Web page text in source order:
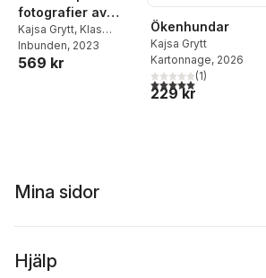
fotografier av
Hatte Stiwenius
1978-87
Kajsa Grytt, Klas
Östergren ,Stry Terrarie
Inbunden, 2023
569 kr
Ökenhundar
Kajsa Grytt
Kartonnage, 2026
5,0utav 5 stjärnor.
(1)
229 kr
Mina sidor
Hjälp